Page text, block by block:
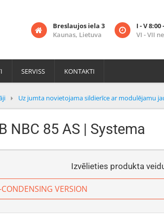
Breslaujos iela 3
Kaunas, Lietuva
I - V 8:00
VI - VII
SERVISS KONTAKTI
Uz jumta novietojama sildierīce ar modulējamu
NBC 85 AS | Systema
Izvēlieties produkta
VERSION